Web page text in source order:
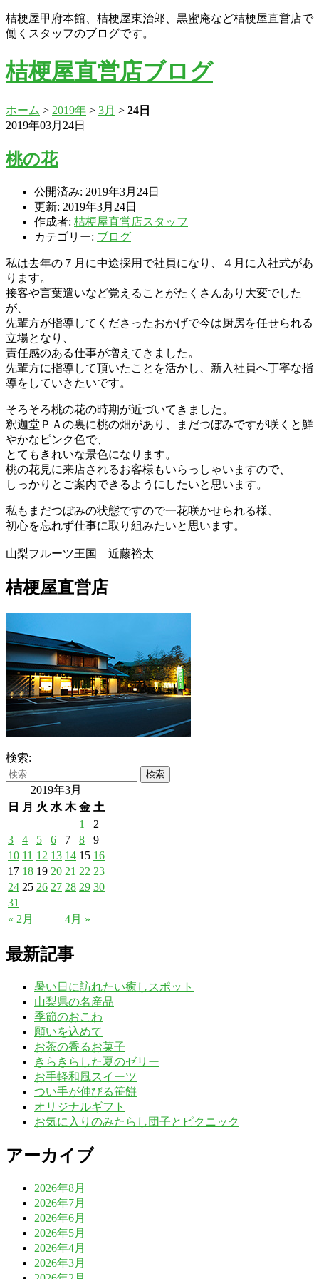
桔梗屋甲府本館、桔梗屋東治郎、黒蜜庵など桔梗屋直営店で
働くスタッフのブログです。
桔梗屋直営店ブログ
ホーム > 2019年 > 3月 > 24日
2019年03月24日
桃の花
公開済み: 2019年3月24日
更新: 2019年3月24日
作成者: 桔梗屋直営店スタッフ
カテゴリー: ブログ
私は去年の７月に中途採用で社員になり、４月に入社式があ
ります。
接客や言葉遣いなど覚えることがたくさんあり大変でした
が、
先輩方が指導してくださったおかげで今は厨房を任せられる
立場となり、
責任感のある仕事が増えてきました。
先輩方に指導して頂いたことを活かし、新入社員へ丁寧な指
導をしていきたいです。
そろそろ桃の花の時期が近づいてきました。
釈迦堂ＰＡの裏に桃の畑があり、まだつぼみですが咲くと鮮
やかなピンク色で、
とてもきれいな景色になります。
桃の花見に来店されるお客様もいらっしゃいますので、
しっかりとご案内できるようにしたいと思います。
私もまだつぼみの状態ですので一花咲かせられる様、
初心を忘れず仕事に取り組みたいと思います。
山梨フルーツ王国 近藤裕太
桔梗屋直営店
検索:
2019年3月
日
月 火 水 木 金 土
« 2月 4月 »
1
2
3
4 5 6 7 8
9
10 11 12 13 14 15 16
17 18 19 20 21 22 23
24 25 26 27 28 29 30
31
最新記事
暑い日に訪れたい癒しスポット
山梨県の名産品
季節のおこわ
願いを込めて
お茶の香るお菓子
きらきらした夏のゼリー
お手軽和風スイーツ
つい手が伸びる笹餅
オリジナルギフト
お気に入りのみたらし団子とピクニック
アーカイブ
2026年8月
2026年7月
2026年6月
2026年5月
2026年4月
2026年3月